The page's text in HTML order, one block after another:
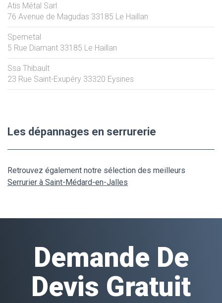
Atis Métal Sarl
76 Avenue de Magudas 33185 Le Haillan
Spemetal
5 Rue Diamant 33185 Le Haillan
Ssa Thibault
23 Rue Saint-Exupéry 33320 Eysines
Les dépannages en serrurerie
Retrouvez également notre sélection des meilleurs
Serrurier à Saint-Médard-en-Jalles
Demande De
Devis Gratuit